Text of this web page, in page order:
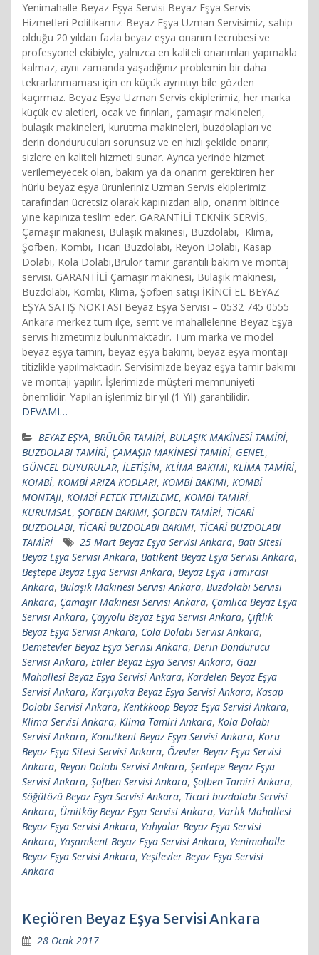
Yenimahalle Beyaz Eşya Servisi Beyaz Eşya Servis
Hizmetleri Politikamız: Beyaz Eşya Uzman Servisimiz, sahip
olduğu 20 yıldan fazla beyaz eşya onarım tecrübesi ve
profesyonel ekibiyle, yalnızca en kaliteli onarımları yapmakla
kalmaz, aynı zamanda yaşadığınız problemin bir daha
tekrarlanmaması için en küçük ayrıntıyı bile gözden
kaçırmaz. Beyaz Eşya Uzman Servis ekiplerimiz, her marka
küçük ev aletleri, ocak ve fırınları, çamaşır makineleri,
bulaşık makineleri, kurutma makineleri, buzdolapları ve
derin dondurucuları sorunsuz ve en hızlı şekilde onarır,
sizlere en kaliteli hizmeti sunar. Ayrıca yerinde hizmet
verilemeyecek olan, bakım ya da onarım gerektiren her
hürlü beyaz eşya ürünleriniz Uzman Servis ekiplerimiz
tarafından ücretsiz olarak kapınızdan alıp, onarım bitince
yine kapınıza teslim eder. GARANTİLİ TEKNİK SERVİS,
Çamaşır makinesi, Bulaşık makinesi, Buzdolabı, Klima,
Şofben, Kombi, Ticari Buzdolabı, Reyon Dolabı, Kasap
Dolabı, Kola Dolabı,Brülör tamir garantili bakım ve montaj
servisi. GARANTİLİ Çamaşır makinesi, Bulaşık makinesi,
Buzdolabı, Kombi, Klima, Şofben satışı İKİNCİ EL BEYAZ
EŞYA SATIŞ NOKTASI Beyaz Eşya Servisi – 0532 745 0555
Ankara merkez tüm ilçe, semt ve mahallelerine Beyaz Eşya
servis hizmetimiz bulunmaktadır. Tüm marka ve model
beyaz eşya tamiri, beyaz eşya bakımı, beyaz eşya montajı
titizlikle yapılmaktadır. Servisimizde beyaz eşya tamir bakımı
ve montajı yapılır. İşlerimizde müşteri memnuniyeti
önemlidir. Yapılan işlerimiz bir yıl (1 Yıl) garantilidir.
DEVAMI…
BEYAZ EŞYA, BRÜLÖR TAMİRİ, BULAŞIK MAKİNESİ TAMİRİ,
BUZDOLABI TAMİRİ, ÇAMAŞIR MAKİNESİ TAMİRİ, GENEL,
GÜNCEL DUYURULAR, İLETİŞİM, KLİMA BAKIMI, KLİMA TAMİRİ,
KOMBİ, KOMBİ ARIZA KODLARI, KOMBİ BAKIMI, KOMBİ
MONTAJI, KOMBİ PETEK TEMİZLEME, KOMBİ TAMİRİ,
KURUMSAL, ŞOFBEN BAKIMI, ŞOFBEN TAMİRİ, TİCARİ
BUZDOLABI, TİCARİ BUZDOLABI BAKIMI, TİCARİ BUZDOLABI
TAMİRİ
25 Mart Beyaz Eşya Servisi Ankara, Batı Sitesi
Beyaz Eşya Servisi Ankara, Batıkent Beyaz Eşya Servisi Ankara,
Beştepe Beyaz Eşya Servisi Ankara, Beyaz Eşya Tamircisi
Ankara, Bulaşık Makinesi Servisi Ankara, Buzdolabı Servisi
Ankara, Çamaşır Makinesi Servisi Ankara, Çamlıca Beyaz Eşya
Servisi Ankara, Çayyolu Beyaz Eşya Servisi Ankara, Çiftlik
Beyaz Eşya Servisi Ankara, Cola Dolabı Servisi Ankara,
Demetevler Beyaz Eşya Servisi Ankara, Derin Dondurucu
Servisi Ankara, Etiler Beyaz Eşya Servisi Ankara, Gazi
Mahallesi Beyaz Eşya Servisi Ankara, Kardelen Beyaz Eşya
Servisi Ankara, Karşıyaka Beyaz Eşya Servisi Ankara, Kasap
Dolabı Servisi Ankara, Kentkkoop Beyaz Eşya Servisi Ankara,
Klima Servisi Ankara, Klima Tamiri Ankara, Kola Dolabı
Servisi Ankara, Konutkent Beyaz Eşya Servisi Ankara, Koru
Beyaz Eşya Sitesi Servisi Ankara, Özevler Beyaz Eşya Servisi
Ankara, Reyon Dolabı Servisi Ankara, Şentepe Beyaz Eşya
Servisi Ankara, Şofben Servisi Ankara, Şofben Tamiri Ankara,
Söğütözü Beyaz Eşya Servisi Ankara, Ticari buzdolabı Servisi
Ankara, Ümitköy Beyaz Eşya Servisi Ankara, Varlık Mahallesi
Beyaz Eşya Servisi Ankara, Yahyalar Beyaz Eşya Servisi
Ankara, Yaşamkent Beyaz Eşya Servisi Ankara, Yenimahalle
Beyaz Eşya Servisi Ankara, Yeşilevler Beyaz Eşya Servisi
Ankara
Keçiören Beyaz Eşya Servisi Ankara
28 Ocak 2017